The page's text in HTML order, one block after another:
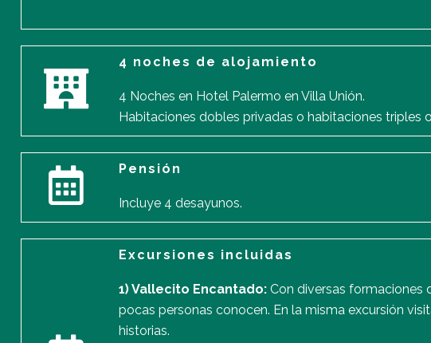
4 noches de alojamiento
4 Noches en Hotel Palermo en Villa Unión.
Habitaciones dobles privadas o habitaciones triples
Pensión
Incluye 4 desayunos.
Excursiones incluidas
1) Vallecito Encantado: Con diversas formaciones
pocas personas conocen. En la misma excursión
historias.